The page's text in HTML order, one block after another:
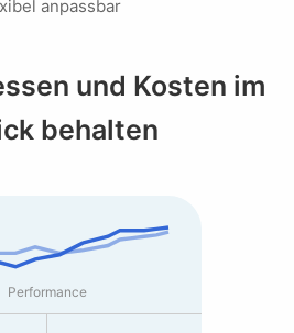
anpassbar
und Kosten im
behalten
Performance